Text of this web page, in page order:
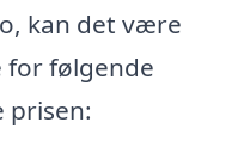
kan det være
for følgende
prisen: